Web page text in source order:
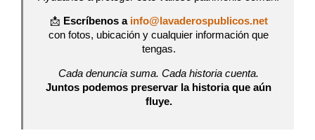
📩 Escríbenos a info@lavaderospublicos.net
con fotos, ubicación y cualquier información que
tengas.
Cada denuncia suma. Cada historia cuenta.
Juntos podemos preservar la historia que aún
fluye.